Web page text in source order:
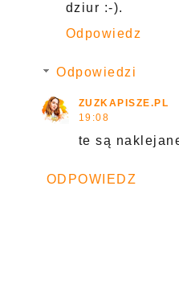
dziur :-).
Odpowiedz
Odpowiedzi
ZUZKAPISZE.PL
19:08
te są
ODPOWIEDZ